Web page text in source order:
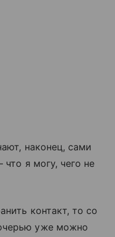
наконец, сами
я могу, чего не
контакт, то со
уже можно